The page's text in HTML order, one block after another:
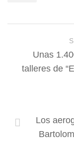
Unas
talleres de
Los